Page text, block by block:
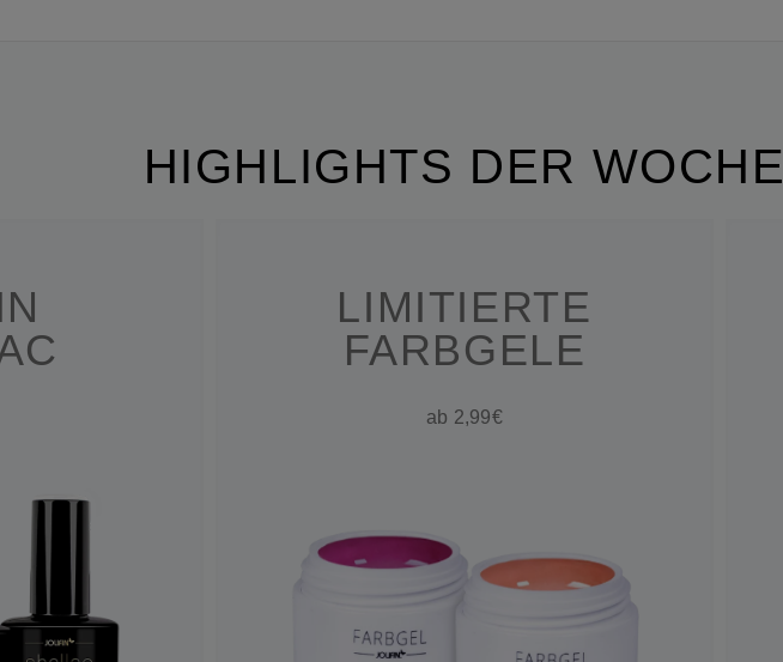
HIGHLIGHTS DER WOCHE
LIMITIERTE
FARBGELE
ab 2,99€